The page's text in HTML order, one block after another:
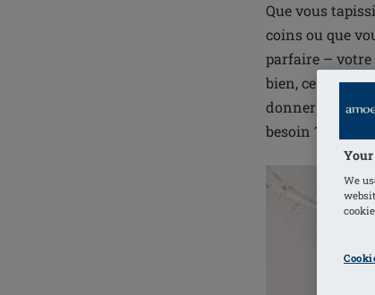
Que vous
coins ou que
parfaire – votre
bien, cela se
donner des
besoin ?
We